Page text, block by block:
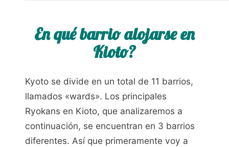
En qué barrio alojarse en
Kioto?
Kyoto se divide en un total de 11 barrios,
llamados «wards». Los principales
Ryokans en Kioto, que analizaremos a
continuación, se encuentran en 3 barrios
diferentes. Así que primeramente voy a